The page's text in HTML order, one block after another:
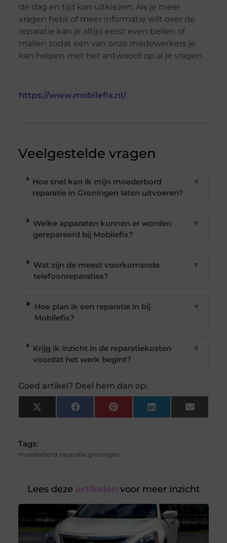
de dag en tijd kan uitkiezen. Als je meer
vragen hebt of meer informatie wilt over de
reparatie kan je altijd eerst even bellen of
mailen zodat een van onze medewerkers je
kan helpen met het antwoord op al je vragen.
https://www.mobilefix.nl/
Veelgestelde vragen
Hoe snel kan ik mijn moederbord
reparatie in Groningen laten uitvoeren?
▼
Welke apparaten kunnen er worden
gerepareerd bij Mobilefix?
▼
Wat zijn de meest voorkomende
telefoonreparaties?
▼
Hoe plan ik een reparatie in bij
Mobilefix?
▼
Krijg ik inzicht in de reparatiekosten
voordat het werk begint?
▼
Goed artikel? Deel hem dan op:
X
(Twitter)
FacebookPinterest LinkedIn Email
Tags:
moederbord reparatie groningen
Lees deze artikelen voor meer inzicht